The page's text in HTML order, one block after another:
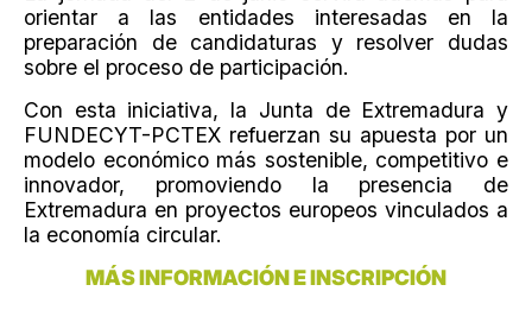
orientar a las entidades interesadas en la
preparación de candidaturas y resolver dudas
sobre el proceso de participación.
Con esta iniciativa, la Junta de Extremadura y
FUNDECYT-PCTEX refuerzan su apuesta por un
modelo económico más sostenible, competitivo e
innovador, promoviendo la presencia de
Extremadura en proyectos europeos vinculados a
la economía circular.
MÁS INFORMACIÓN E INSCRIPCIÓN